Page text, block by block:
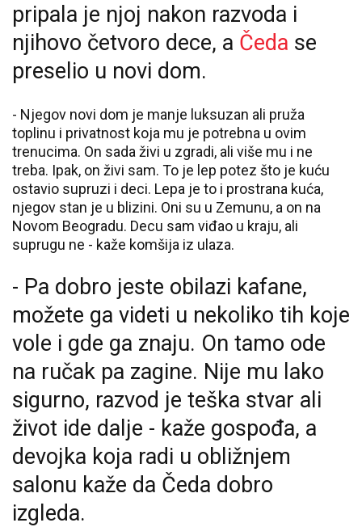
pripala je njoj nakon razvoda i
njihovo četvoro dece, a Čeda se
preselio u novi dom.
- Njegov novi dom je manje luksuzan ali pruža
toplinu i privatnost koja mu je potrebna u ovim
trenucima. On sada živi u zgradi, ali više mu i ne
treba. Ipak, on živi sam. To je lep potez što je kuću
ostavio supruzi i deci. Lepa je to i prostrana kuća,
njegov stan je u blizini. Oni su u Zemunu, a on na
Novom Beogradu. Decu sam viđao u kraju, ali
suprugu ne - kaže komšija iz ulaza.
- Pa dobro jeste obilazi kafane,
možete ga videti u nekoliko tih koje
vole i gde ga znaju. On tamo ode
na ručak pa zagine. Nije mu lako
sigurno, razvod je teška stvar ali
život ide dalje - kaže gospođa, a
devojka koja radi u obližnjem
salonu kaže da Čeda dobro
izgleda.